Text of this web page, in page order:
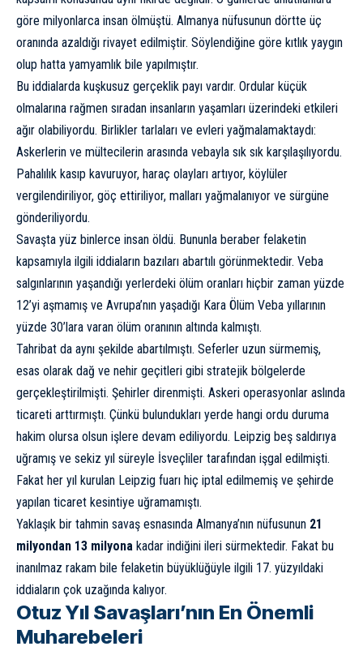
göre milyonlarca insan ölmüştü. Almanya nüfusunun dörtte üç
oranında azaldığı rivayet edilmiştir. Söylendiğine göre kıtlık yaygın
olup hatta yamyamlık bile yapılmıştır.
Bu iddialarda kuşkusuz gerçeklik payı vardır. Ordular küçük
olmalarına rağmen sıradan insanların yaşamları üzerindeki etkileri
ağır olabiliyordu. Birlikler tarlaları ve evleri yağmalamaktaydı:
Askerlerin ve mültecilerin arasında vebayla sık sık karşılaşılıyordu.
Pahalılık kasıp kavuruyor, haraç olayları artıyor, köylüler
vergilendiriliyor, göç ettiriliyor, malları yağmalanıyor ve sürgüne
gönderiliyordu.
Savaşta yüz binlerce insan öldü. Bununla beraber felaketin
kapsamıyla ilgili iddiaların bazıları abartılı görünmektedir. Veba
salgınlarının yaşandığı yerlerdeki ölüm oranları hiçbir zaman yüzde
12’yi aşmamış ve Avrupa’nın yaşadığı Kara Ölüm Veba yıllarının
yüzde 30’lara varan ölüm oranının altında kalmıştı.
Tahribat da aynı şekilde abartılmıştı. Seferler uzun sürmemiş,
esas olarak dağ ve nehir geçitleri gibi stratejik bölgelerde
gerçekleştirilmişti. Şehirler direnmişti. Askeri operasyonlar aslında
ticareti arttırmıştı. Çünkü bulundukları yerde hangi ordu duruma
hakim olursa olsun işlere devam ediliyordu. Leipzig beş saldırıya
uğramış ve sekiz yıl süreyle İsveçliler tarafından işgal edilmişti.
Fakat her yıl kurulan Leipzig fuarı hiç iptal edilmemiş ve şehirde
yapılan ticaret kesintiye uğramamıştı.
Yaklaşık bir tahmin savaş esnasında Almanya’nın nüfusunun 21
milyondan 13 milyona kadar indiğini ileri sürmektedir. Fakat bu
inanılmaz rakam bile felaketin büyüklüğüyle ilgili 17. yüzyıldaki
iddiaların çok uzağında kalıyor.
Otuz Yıl Savaşları’nın En Önemli
Muharebeleri